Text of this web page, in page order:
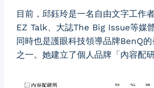
目前，邱鈺玲是一名自由文字工作
EZ Talk、大誌The Big Issue等媒
同時也是護眼科技領導品牌BenQ
之一。她建立了個人品牌「內容配研